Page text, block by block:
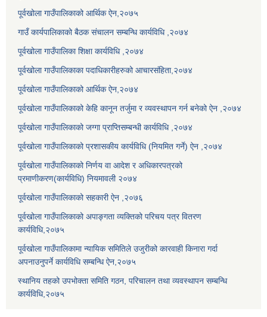
पूर्वखोला गाउँपालिकाको आर्थिक ऐन,२०७५
गाउँ कार्यपालिकाको बैठक संचालन सम्बन्धि कार्यविधि ,२०७४
पूर्वखोला गाउँपालिका शिक्षा कार्यविधि ,२०७४
पूर्वखोला गाउँपालिकाका पदाधिकारीहरुको आचारसंहिता,२०७४
पूर्वखोला गाउँपालिकाको आर्थिक ऐन,२०७४
पूर्वखोला गाउँपालिकाको केहि कानून तर्जुमा र व्यवस्थापन गर्न बनेको ऐन ,२०७४
पूर्वखोला गाउँपालिकाको जग्गा प्राप्तिसम्बन्धी कार्यविधि ,२०७४
पूर्वखोला गाउँपालिकाको प्रशासकीय कार्यविधि (नियमित गर्ने) ऐन ,२०७४
पूर्वखोला गाउँपालिकाको निर्णय वा आदेश र अधिकारपत्रको
प्रमाणीकरण(कार्यविधि) नियमावली २०७४
पूर्वखोला गाउँपालिकाको सहकारी ऐन ,२०७६
पूर्वखोला गाउँपालिकाको अपाङ्गता व्यक्तिको परिचय पत्र वितरण
कार्यविधि,२०७५
पूर्वखोला गाउँपालिकामा न्यायिक समितिले उजुरीको कारवाही किनारा गर्दा
अपनाउनुपर्ने कार्यविधि सम्बन्धि ऐन,२०७५
स्थानिय तहको उपभोक्ता समिति गठन, परिचालन तथा व्यवस्थापन सम्बन्धि
कार्यविधि,२०७५